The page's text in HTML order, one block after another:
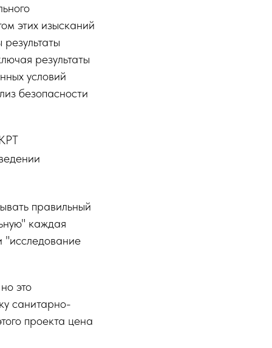
этих изысканий
результаты
условий
безопасности
правильный
каждая
"исследование
это
санитарно-
проекта цена